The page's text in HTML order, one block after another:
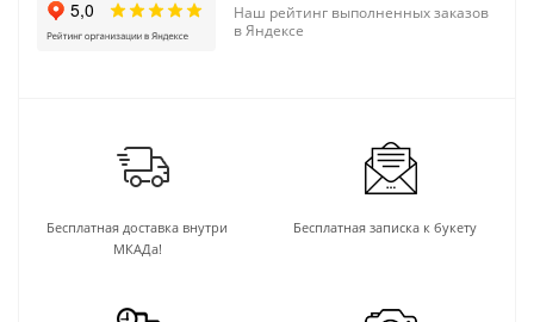
Наш рейтинг выполненных заказов
в Яндексе
Бесплатная доставка внутри
МКАДа!
Бесплатная записка к букету